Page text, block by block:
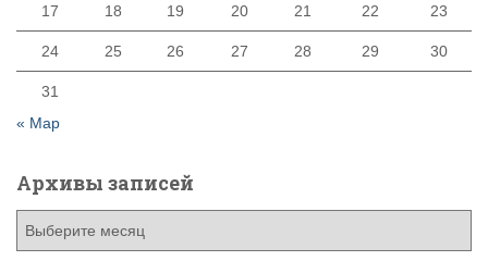
17 18 19 20 21 22 23
24 25 26 27 28 29 30
31
« Мар
Архивы записей